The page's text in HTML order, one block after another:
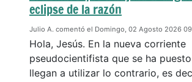
eclipse de la razón
Julio A. comentó el Domingo, 02 Agosto 2026
Hola, Jesús. En la nueva corriente
pseudocientifista que se ha
llegan a utilizar lo contrario, es